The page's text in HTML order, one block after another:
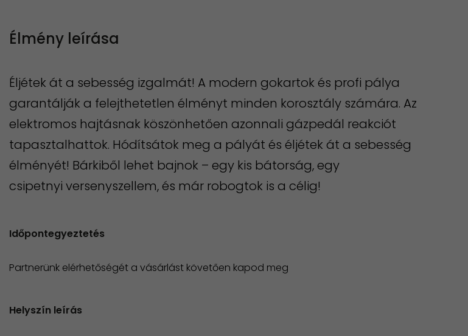
Élmény leírása
Éljétek át a sebesség izgalmát! A modern gokartok és profi pálya
garantálják a felejthetetlen élményt minden korosztály számára. Az
elektromos hajtásnak köszönhetően azonnali gázpedál reakciót
tapasztalhattok. Hódítsátok meg a pályát és éljétek át a sebesség
élményét! Bárkiből lehet bajnok – egy kis bátorság, egy
csipetnyi versenyszellem, és már robogtok is a célig!
Időpontegyeztetés
Partnerünk elérhetőségét a vásárlást követően kapod meg
Helyszín leírás